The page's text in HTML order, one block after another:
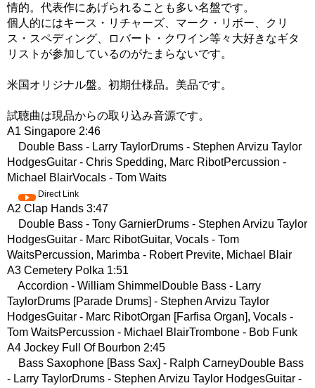
情的。代表作にあげられることも多い名盤です。
個人的にはキース・リチャーズ、マーク・リボー、クリ
ス・スペディング、ロバート・クワイン等々大好きなギタ
リストが参加しているのがたまらないです。
米国オリジナル盤。初期仕様品。美品です。
試聴曲は現品からの取り込み音源です。
A1 Singapore 2:46
Double Bass - Larry TaylorDrums - Stephen Arvizu Taylor
HodgesGuitar - Chris Spedding, Marc RibotPercussion -
Michael BlairVocals - Tom Waits
Direct Link
A2 Clap Hands 3:47
Double Bass - Tony GarnierDrums - Stephen Arvizu Taylor
HodgesGuitar - Marc RibotGuitar, Vocals - Tom
WaitsPercussion, Marimba - Robert Previte, Michael Blair
A3 Cemetery Polka 1:51
Accordion - William ShimmelDouble Bass - Larry
TaylorDrums [Parade Drums] - Stephen Arvizu Taylor
HodgesGuitar - Marc RibotOrgan [Farfisa Organ], Vocals -
Tom WaitsPercussion - Michael BlairTrombone - Bob Funk
A4 Jockey Full Of Bourbon 2:45
Bass Saxophone [Bass Sax] - Ralph CarneyDouble Bass
- Larry TaylorDrums - Stephen Arvizu Taylor HodgesGuitar -